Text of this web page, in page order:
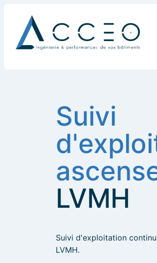
Suivi
LVMH
Suivi d'exploitation
LVMH.